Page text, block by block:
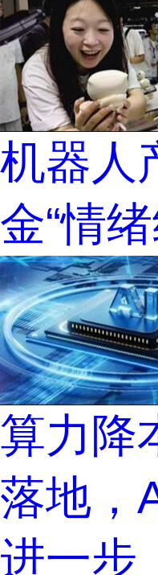
机器人
金“情
算力降
落地，
进一步